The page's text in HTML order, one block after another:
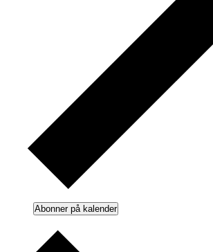
Abonner på kalender